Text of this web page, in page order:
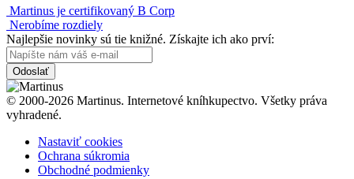
Martinus je certifikovaný B Corp
Nerobíme rozdiely
Najlepšie novinky sú tie knižné. Získajte ich ako prví:
Odoslať
© 2000-2026 Martinus. Internetové kníhkupectvo. Všetky práva
vyhradené.
Nastaviť cookies
Ochrana súkromia
Obchodné podmienky